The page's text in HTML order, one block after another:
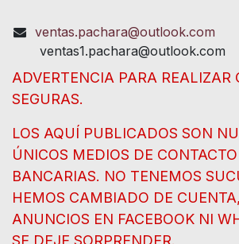
ventas.pachara@outlook.com
ventas1.pachara@outlook.com
ADVERTENCIA PARA REALIZAR
SEGURAS.
LOS AQUÍ PUBLICADOS SON
ÚNICOS MEDIOS DE
BANCARIAS. NO TENEMOS
HEMOS CAMBIADO DE
ANUNCIOS EN FACEBOOK NI
SE DEJE SORPRENDER.